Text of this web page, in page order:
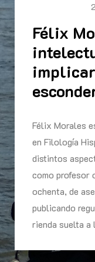
Félix
Félix Morales
en Filología
distintos
como profesor
ochenta, de
publicando
rienda suelta a